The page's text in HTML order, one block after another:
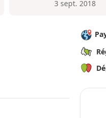
3 sept. 2018